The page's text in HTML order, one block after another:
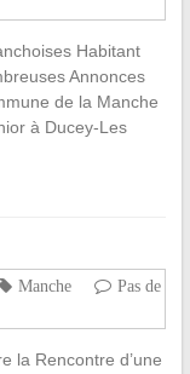
Habitant
Annonces
de la Manche
à Ducey-Les
Manche
Pas de
la Rencontre d’une